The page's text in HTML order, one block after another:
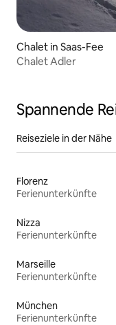
Chalet in Saas-Fee
Chalet Adler
Spannende
Reiseziele in der Nähe
Florenz
Ferienunterkünfte
Nizza
Ferienunterkünfte
Marseille
Ferienunterkünfte
München
Ferienunterkünfte